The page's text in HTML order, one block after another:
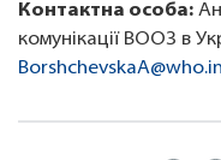
Контактна особа:
комунікації ВООЗ в